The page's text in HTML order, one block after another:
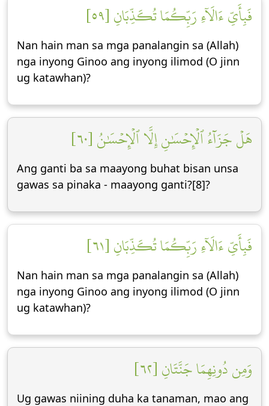
فَبِأَيِّ ءَالَآءِ رَبِّكُمَا تُكَذِّبَانِ [٥٩]
Nan hain man sa mga panalangin sa (Allah)
nga inyong Ginoo ang inyong ilimod (O jinn
ug katawhan)?
هَلۡ جَزَآءُ ٱلۡإِحۡسَٰنِ إِلَّا ٱلۡإِحۡسَٰنُ [٦٠]
Ang ganti ba sa maayong buhat bisan unsa
gawas sa pinaka - maayong ganti?[8]?
فَبِأَيِّ ءَالَآءِ رَبِّكُمَا تُكَذِّبَانِ [٦١]
Nan hain man sa mga panalangin sa (Allah)
nga inyong Ginoo ang inyong ilimod (O jinn
ug katawhan)?
وَمِن دُونِهِمَا جَنَّتَانِ [٦٢]
Ug gawas niining duha ka tanaman, mao ang